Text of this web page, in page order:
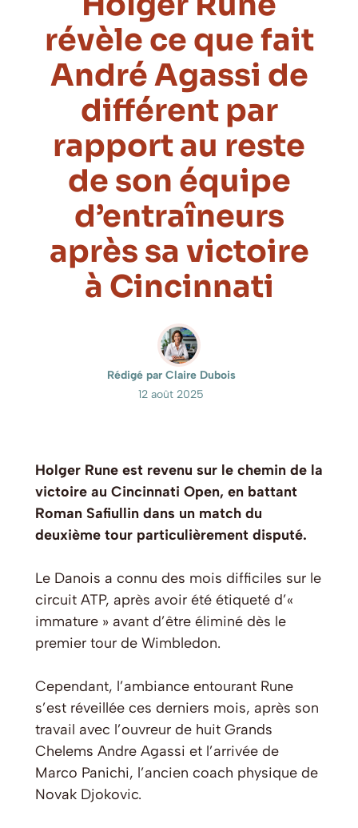
révèle ce que fait
André Agassi de
différent par
rapport au reste
de son équipe
d’entraîneurs
après sa victoire
à Cincinnati
Rédigé par Claire Dubois
12 août 2025
Holger Rune est revenu sur le chemin de la
victoire au Cincinnati Open, en battant
Roman Safiullin dans un match du
deuxième tour particulièrement disputé.
Le Danois a connu des mois difficiles sur le
circuit ATP, après avoir été étiqueté d’«
immature » avant d’être éliminé dès le
premier tour de Wimbledon.
Cependant, l’ambiance entourant Rune
s’est réveillée ces derniers mois, après son
travail avec l’ouvreur de huit Grands
Chelems Andre Agassi et l’arrivée de
Marco Panichi, l’ancien coach physique de
Novak Djokovic.